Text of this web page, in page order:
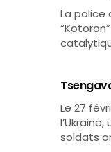
La police
Le 27
soldats